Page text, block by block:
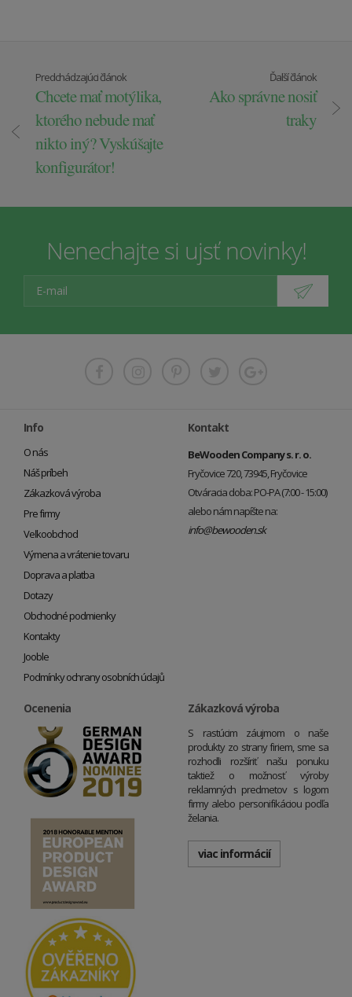
Predchádzajúci článok
Chcete mať motýlika,
ktorého nebude mať
nikto iný? Vyskúšajte
konfigurátor!
Ďalší článok
Ako správne nosiť
traky
Nenechajte si ujsť novinky!
Info
O nás
Náš príbeh
Zákazková výroba
Pre firmy
Veľkoobchod
Výmena a vrátenie tovaru
Doprava a platba
Dotazy
Obchodné podmienky
Kontakty
Jooble
Podmínky ochrany osobních údajů
Kontakt
BeWooden Company s. r. o.
Fryčovice 720, 73945, Fryčovice
Otváracia doba: PO-PA (7:00 - 15:00)
alebo nám napíšte na:
info@bewooden.sk
Ocenenia Zákazková výroba
S rastúcim záujmom o naše
produkty zo strany firiem, sme sa
rozhodli rozšíriť našu ponuku
taktiež o možnosť výroby
reklamných predmetov s logom
firmy alebo personifikáciou podľa
želania.
viac informácií